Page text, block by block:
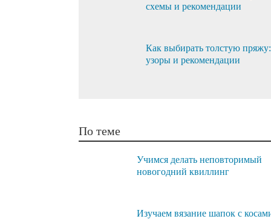
схемы и рекомендации
Как выбирать толстую пряжу:
узоры и рекомендации
По теме
Учимся делать неповторимый
новогодний квиллинг
Изучаем вязание шапок с